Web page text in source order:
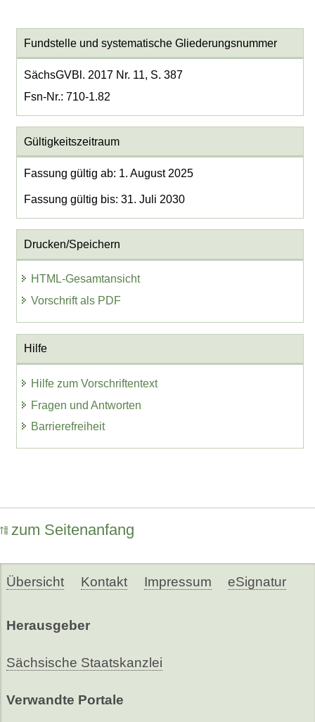
Fundstelle und systematische Gliederungsnummer
SächsGVBl. 2017 Nr. 11, S. 387
Fsn-Nr.: 710-1.82
Gültigkeitszeitraum
Fassung gültig ab: 1. August 2025
Fassung gültig bis: 31. Juli 2030
Drucken/Speichern
HTML-Gesamtansicht
Vorschrift als PDF
Hilfe
Hilfe zum Vorschriftentext
Fragen und Antworten
Barrierefreiheit
zum Seitenanfang
Übersicht Kontakt Impressum eSignatur
Herausgeber
Sächsische Staatskanzlei
Verwandte Portale